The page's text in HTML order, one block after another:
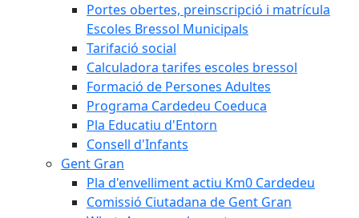
Portes obertes, preinscripció i matrícula
Escoles Bressol Municipals
Tarifació social
Calculadora tarifes escoles bressol
Formació de Persones Adultes
Programa Cardedeu Coeduca
Pla Educatiu d'Entorn
Consell d'Infants
Gent Gran
Pla d'envelliment actiu Km0 Cardedeu
Comissió Ciutadana de Gent Gran